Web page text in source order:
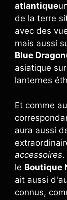
atlantique
de la terre
avec des
mais aussi
Blue Dragon
asiatique
lanternes
Et comme
aura aussi
accessoires.
le Boutique
ait aussi
connus,